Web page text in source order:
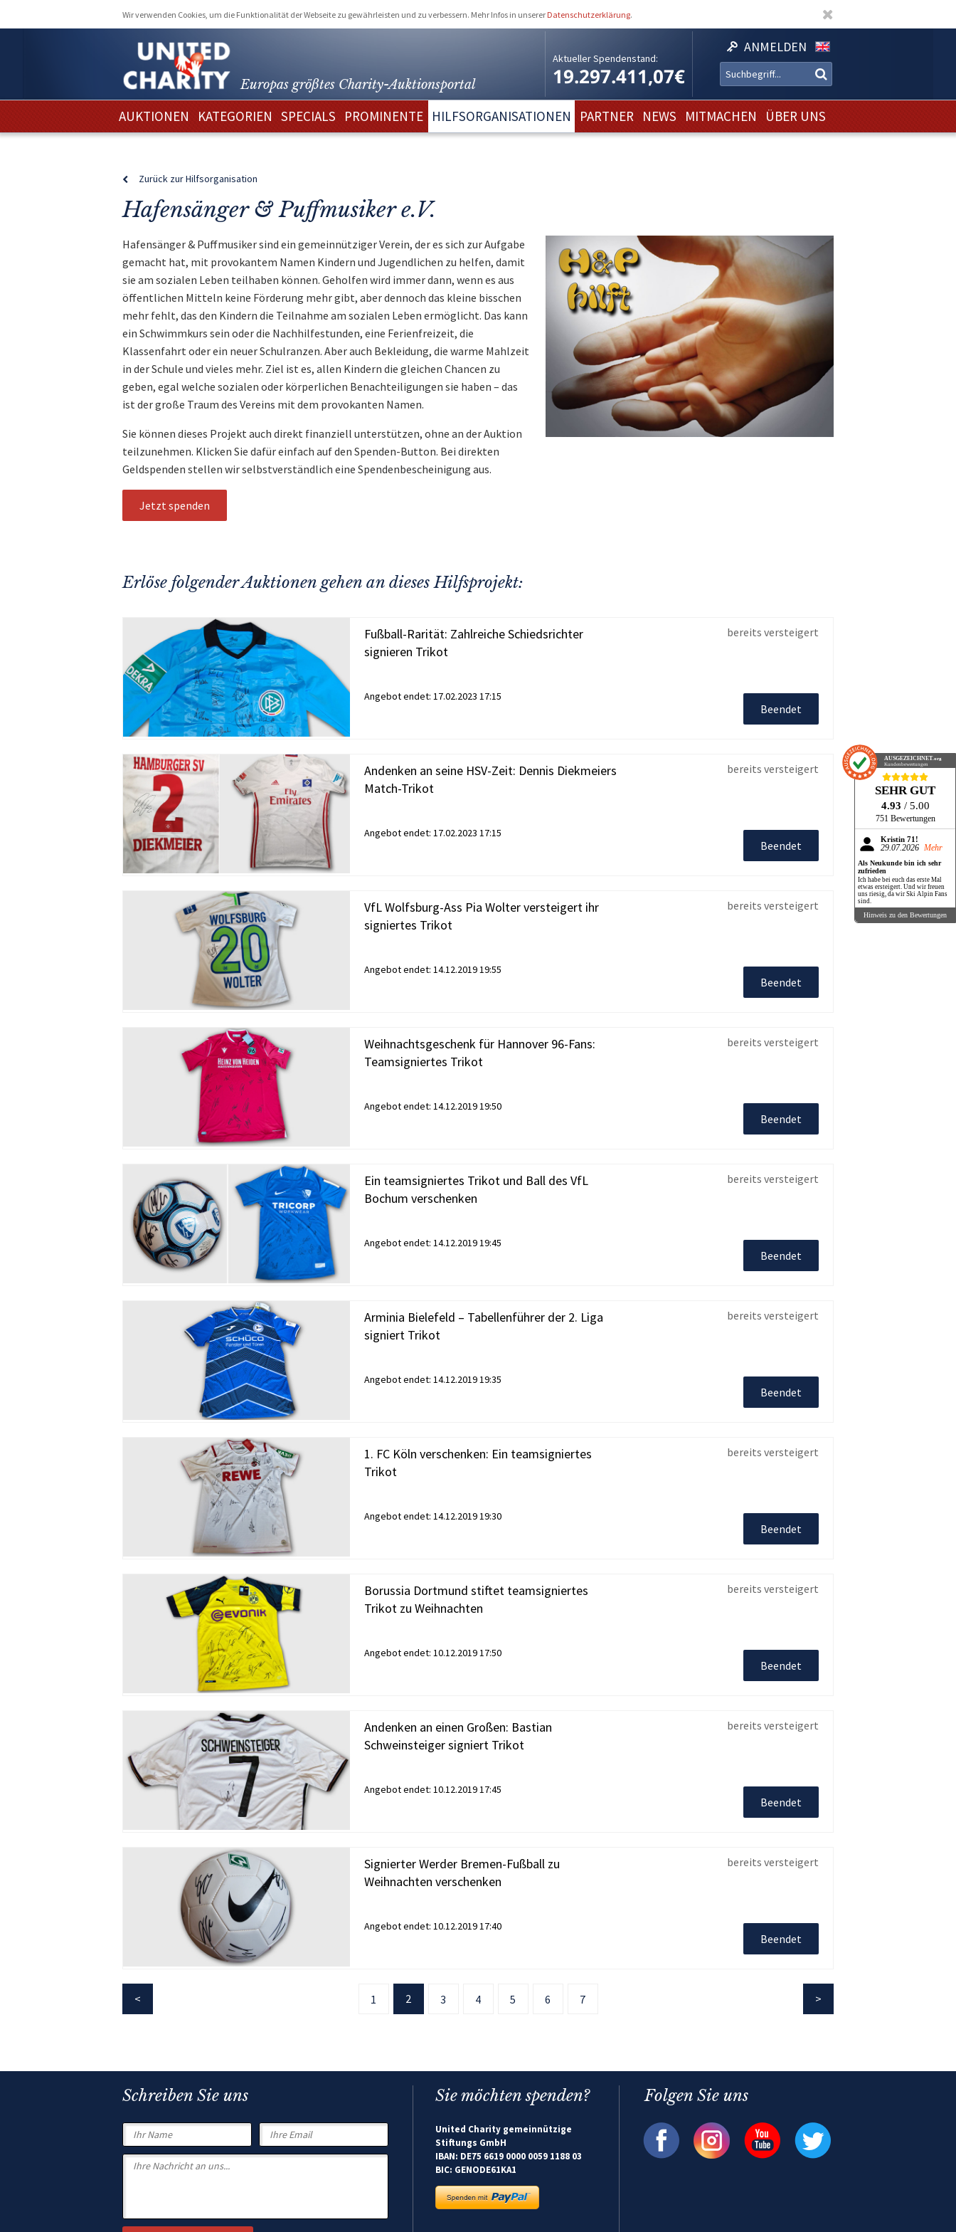
Wir verwenden Cookies, um die Funktionalität der Webseite zu gewährleisten und zu verbessern. Mehr Infos in unserer Datenschutzerklärung.
Europas größtes Charity-Auktionsportal
Aktueller Spendenstand:
19.297.411,07€
ANMELDEN
AUKTIONEN KATEGORIEN SPECIALS PROMINENTE HILFSORGANISATIONEN PARTNER NEWS MITMACHEN ÜBER UNS
Zurück zur Hilfsorganisation
Hafensänger & Puffmusiker e.V.
Hafensänger & Puffmusiker sind ein gemeinnütziger Verein, der es sich zur Aufgabe
gemacht hat, mit provokantem Namen Kindern und Jugendlichen zu helfen, damit
sie am sozialen Leben teilhaben können. Geholfen wird immer dann, wenn es aus
öffentlichen Mitteln keine Förderung mehr gibt, aber dennoch das kleine bisschen
mehr fehlt, das den Kindern die Teilnahme am sozialen Leben ermöglicht. Das kann
ein Schwimmkurs sein oder die Nachhilfestunden, eine Ferienfreizeit, die
Klassenfahrt oder ein neuer Schulranzen. Aber auch Bekleidung, die warme Mahlzeit
in der Schule und vieles mehr. Ziel ist es, allen Kindern die gleichen Chancen zu
geben, egal welche sozialen oder körperlichen Benachteiligungen sie haben – das
ist der große Traum des Vereins mit dem provokanten Namen.
Sie können dieses Projekt auch direkt finanziell unterstützen, ohne an der Auktion
teilzunehmen. Klicken Sie dafür einfach auf den Spenden-Button. Bei direkten
Geldspenden stellen wir selbstverständlich eine Spendenbescheinigung aus.
Jetzt spenden
Erlöse folgender Auktionen gehen an dieses Hilfsprojekt:
Fußball-Rarität: Zahlreiche Schiedsrichter
signieren Trikot
bereits versteigert
Angebot endet: 17.02.2023 17:15
Beendet
Andenken an seine HSV-Zeit: Dennis Diekmeiers
Match-Trikot
bereits versteigert
Angebot endet: 17.02.2023 17:15
Beendet
VfL Wolfsburg-Ass Pia Wolter versteigert ihr
signiertes Trikot
bereits versteigert
Angebot endet: 14.12.2019 19:55
Beendet
Weihnachtsgeschenk für Hannover 96-Fans:
Teamsigniertes Trikot
bereits versteigert
Angebot endet: 14.12.2019 19:50
Beendet
Ein teamsigniertes Trikot und Ball des VfL
Bochum verschenken
bereits versteigert
Angebot endet: 14.12.2019 19:45
Beendet
Arminia Bielefeld – Tabellenführer der 2. Liga
signiert Trikot
bereits versteigert
Angebot endet: 14.12.2019 19:35
Beendet
1. FC Köln verschenken: Ein teamsigniertes
Trikot
bereits versteigert
Angebot endet: 14.12.2019 19:30
Beendet
Borussia Dortmund stiftet teamsigniertes
Trikot zu Weihnachten
bereits versteigert
Angebot endet: 10.12.2019 17:50
Beendet
Andenken an einen Großen: Bastian
Schweinsteiger signiert Trikot
bereits versteigert
Angebot endet: 10.12.2019 17:45
Beendet
Signierter Werder Bremen-Fußball zu
Weihnachten verschenken
bereits versteigert
Angebot endet: 10.12.2019 17:40
Beendet
1 2 3 4 5 6 7
Schreiben Sie uns Sie möchten spenden?
United Charity gemeinnützige
Stiftungs GmbH
IBAN: DE75 6619 0000 0059 1188 03
BIC: GENODE61KA1
Folgen Sie uns
AUSGEZEICHNET.org
Kundenbewertungen
SEHR GUT
4.93 / 5.00
751 Bewertungen
Kristin 71!
29.07.2026 Mehr
Als Neukunde bin ich sehr
zufrieden
Ich habe bei euch das erste Mal
etwas ersteigert. Und wir freuen
uns riesig, da wir Ski Alpin Fans
sind.
Hinweis zu den Bewertungen